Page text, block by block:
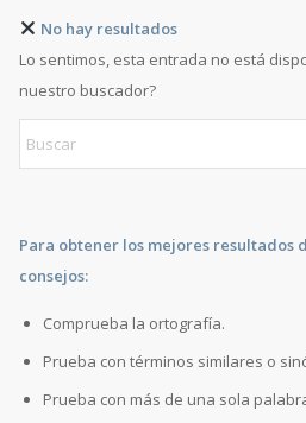
No hay resultados
Lo sentimos, esta entrada no está
nuestro buscador?
Para obtener los mejores resultados
consejos:
Comprueba la ortografía.
Prueba con términos similares o
Prueba con más de una sola